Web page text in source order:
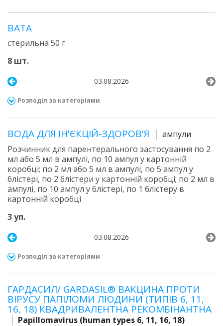
ВАТА
стерильна 50 г
8 шт.
03.08.2026
Розподіл за категоріями
ВОДА ДЛЯ ІН'ЄКЦІЙ-ЗДОРОВ'Я
ампули
Розчинник для парентерального застосування по 2
мл або 5 мл в ампулі, по 10 ампул у картонній
коробці; по 2 мл або 5 мл в ампулі, по 5 ампул у
блістері, по 2 блістери у картонній коробці; по 2 мл в
ампулі, по 10 ампул у блістері, по 1 блістеру в
картонній коробці
3 уп.
03.08.2026
Розподіл за категоріями
ГАРДАСИЛ/ GARDASIL® ВАКЦИНА ПРОТИ
ВІРУСУ ПАПІЛОМИ ЛЮДИНИ (ТИПІВ 6, 11,
16, 18) КВАДРИВАЛЕНТНА РЕКОМБІНАНТНА
Papillomavirus (human types 6, 11, 16, 18)